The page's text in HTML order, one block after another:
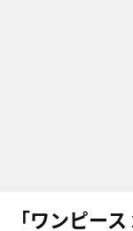
「ワンピー